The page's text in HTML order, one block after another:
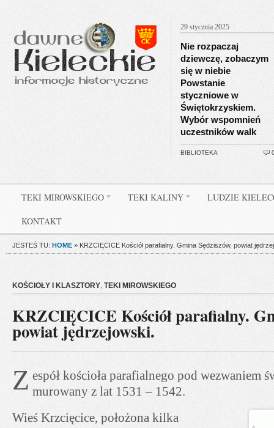
29 stycznia 2025
Nie rozpaczaj
dziewczę, zobaczym
się w niebie
Powstanie
styczniowe w
Świętokrzyskiem.
Wybór wspomnień
uczestników walk
BIBLIOTEKA
TEKI MIROWSKIEGO TEKI KALINY LUDZIE
KONTAKT
JESTEŚ TU: HOME » KRZCIĘCICE Kościół parafialny. Gmina Sędziszów, powiat
KOŚCIOŁY I KLASZTORY, TEKI MIROWSKIEGO
KRZCIĘCICE Kościół parafialny.
powiat jędrzejowski.
Z espół kościoła parafialnego pod wezwaniem
murowany z lat 1531 – 1542.
Wieś Krzcięcice, położona kilka